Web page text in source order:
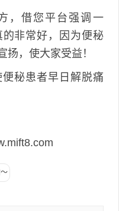
，借您平台强调一
的非常好，因为便秘
扬，使大家受益！
秘患者早日解脱痛